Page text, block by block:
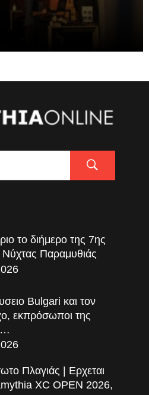
το διήμερο της 7ης
Παραμυθιάς
Bulgari και τον
εκπρόσωποι της
Πλαγιάς | Ερχεται
XC OPEN 2026,